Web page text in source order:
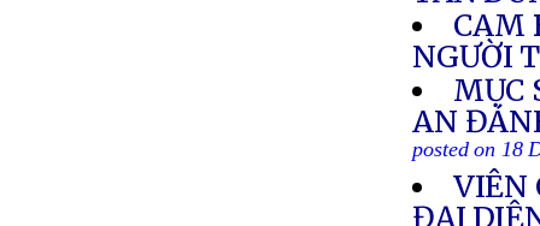
CAM
NGƯỜI
MỤC
AN
posted on 18
VIÊN
ĐẠI